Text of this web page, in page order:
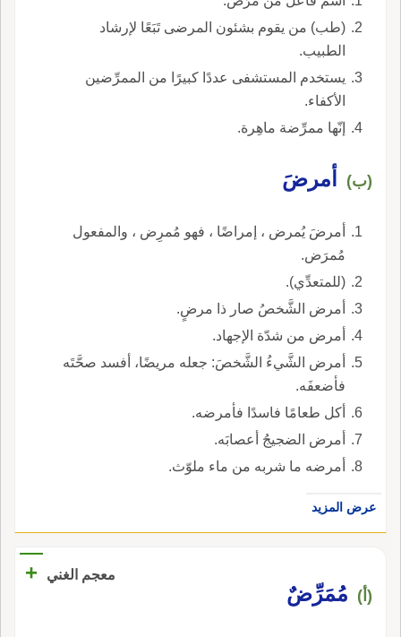
(طب) من يقوم بشئون المرضى تَبَعًا لإرشاد
الطبيب.
يستخدم المستشفى عددًا كبيرًا من الممرِّضين
الأكفاء.
إنّها ممرِّضة ماهِرة.
(ب) أمرضَ
أمرضَ يُمرض ، إمراضًا ، فهو مُمرِض ، والمفعول
مُمرَض.
(للمتعدِّي).
أمرض الشَّخصُ صار ذا مرضٍ.
أمرض من شدّة الإجهاد.
أمرض الشَّيءُ الشَّخصَ: جعله مريضًا، أفسد صحَّتَه
فأضعفَه.
أكل طعامًا فاسدًا فأمرضه.
أمرض الضجيجُ أعصابَه.
أمرضه ما شربه من ماء ملوّث.
عرض المزيد
معجم الغني +
(أ) مُمَرِّضٌ